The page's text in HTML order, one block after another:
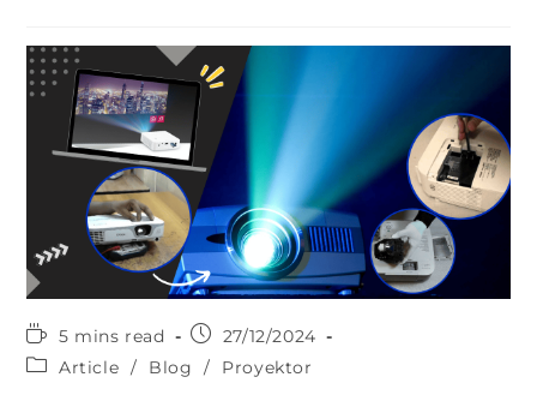
5 mins read
27/12/2024
Article / Blog / Proyektor